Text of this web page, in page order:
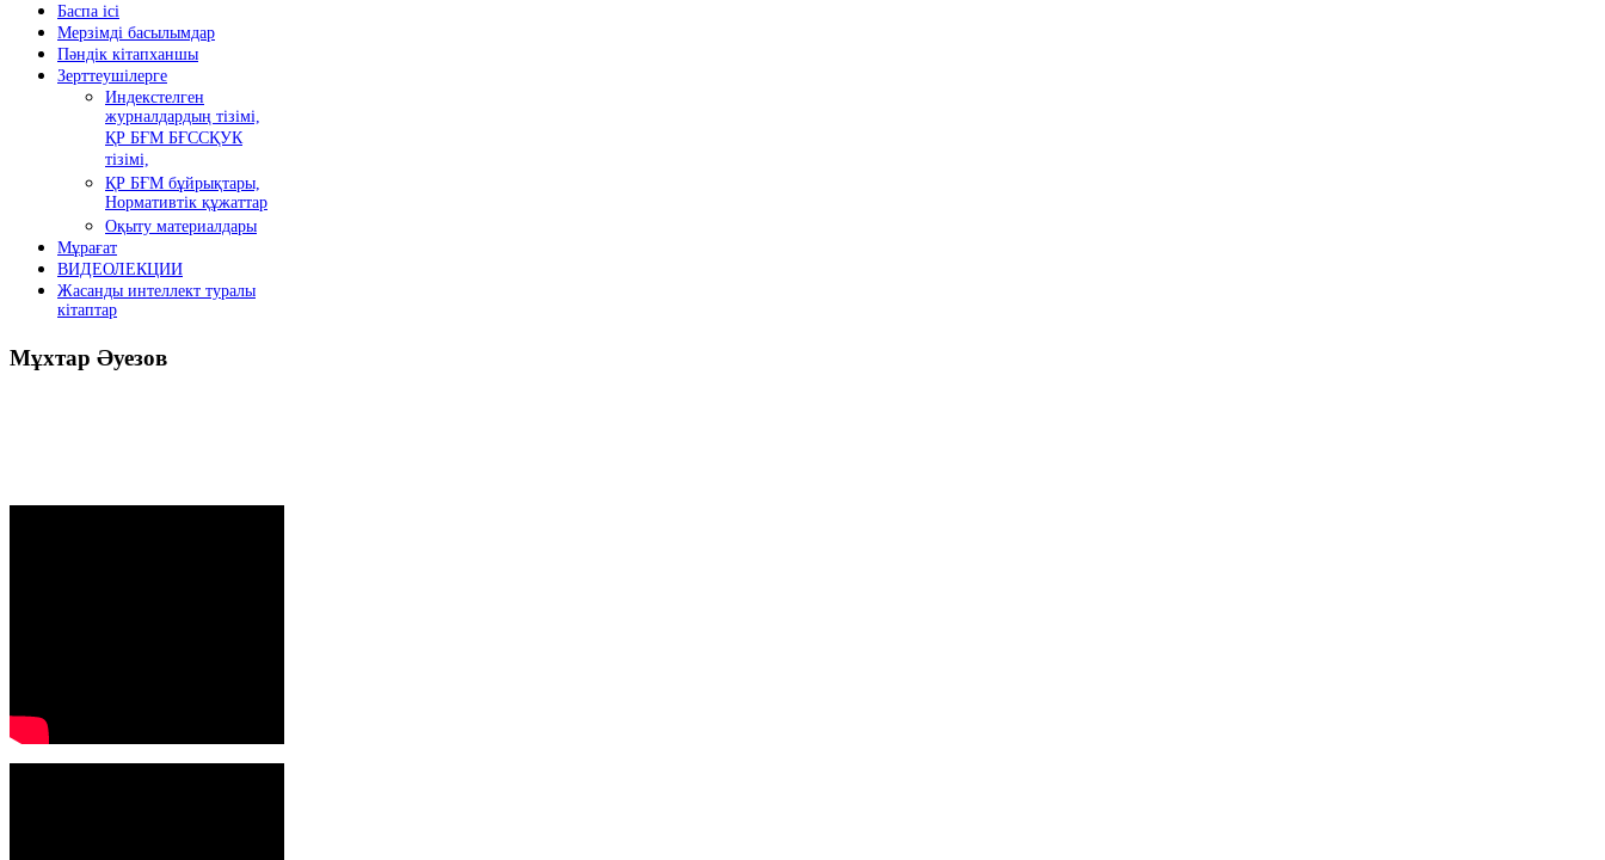
Баспа ісі
Мерзімді басылымдар
Пәндік кітапханшы
Зерттеушілерге
Индекстелген
журналдардың тізімі,
ҚР БҒМ БҒССҚУК
тізімі,
ҚР БҒМ бұйрықтары,
Нормативтік құжаттар
Оқыту материалдары
Мұрағат
ВИДЕОЛЕКЦИИ
Жасанды интеллект туралы
кітаптар
Мұхтар Әуезов